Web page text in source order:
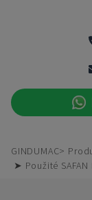
GINDUMAC
➤ Použité